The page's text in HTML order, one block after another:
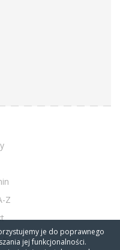
je do poprawnego
jej funkcjonalności.
Z
Z